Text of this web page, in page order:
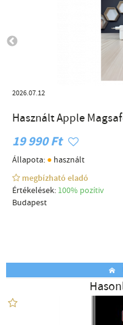
2026.07.12
Használt Apple
19 990 Ft
Állapota: ● használt
megbízható eladó
Értékelések: 100% pozítiv
Budapest